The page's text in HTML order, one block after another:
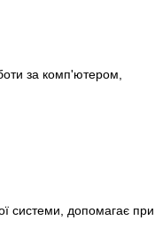
за комп'ютером,
системи, допомагає